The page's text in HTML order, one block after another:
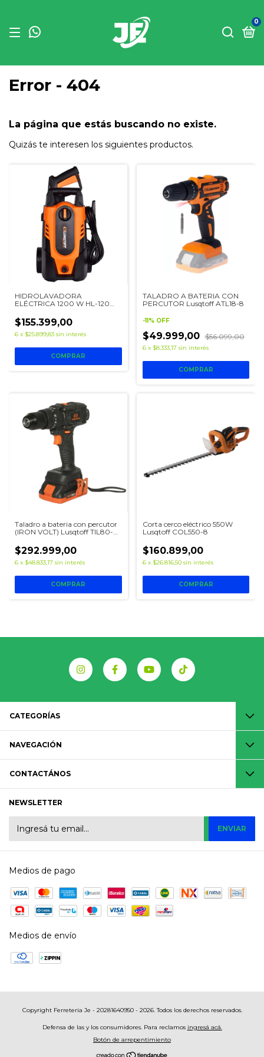
0
Error - 404
La página que estás buscando no existe.
Quizás te interesen los siguientes productos.
HIDROLAVADORA
ELÉCTRICA 1200 W HL-120
$155.399,00
6 x $25.899,83 sin interés
TALADRO A BATERIA CON
PERCUTOR Lusqtoff ATL18-8
-11% OFF
$49.999,00 $56.099,00
6 x $8.333,17 sin interés
Taladro a bateria con percutor
(IRON VOLT) Lusqtoff TIL80-
$292.999,00
6 x $48.833,17 sin interés
Corta cerco eléctrico 550W
Lusqtoff COL550-8
$160.899,00
6 x $26.816,50 sin interés
CATEGORÍAS
NAVEGACIÓN
CONTACTÁNOS
NEWSLETTER
Medios de pago
Medios de envío
Copyright Ferreteria Je - 20281640950 - 2026. Todos los derechos reservados.
Defensa de las y los consumidores. Para reclamos ingresá acá.
Botón de arrepentimiento